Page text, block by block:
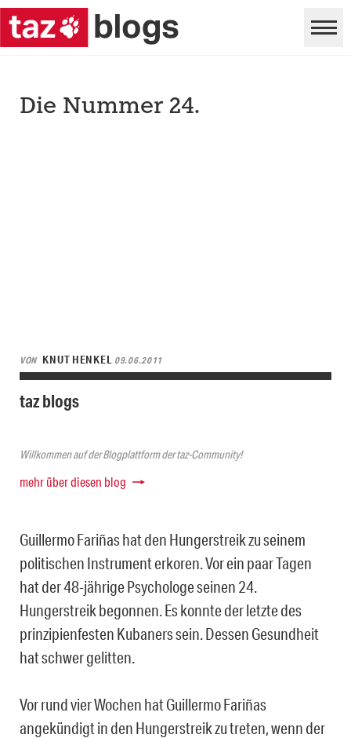
Die Nummer 24.
VON KNUT HENKEL 09.06.2011
taz blogs
Willkommen auf der Blogplattform der taz-Community!
mehr über diesen blog
Guillermo Fariñas hat den Hungerstreik zu seinem
politischen Instrument erkoren. Vor ein paar Tagen
hat der 48-jährige Psychologe seinen 24.
Hungerstreik begonnen. Es konnte der letzte des
prinzipienfesten Kubaners sein. Dessen Gesundheit
hat schwer gelitten.
Vor rund vier Wochen hat Guillermo Fariñas
angekündigt in den Hungerstreik zu treten, wenn der